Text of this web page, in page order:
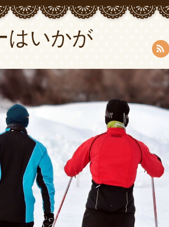
はいかが
RSS